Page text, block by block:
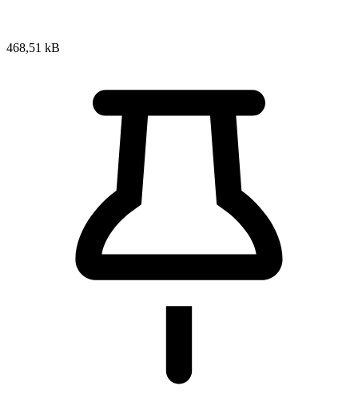
468,51 kB